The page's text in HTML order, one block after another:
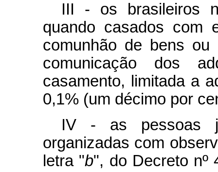
III - os brasileiros
quando casados com
comunhão de bens
comunicação dos
casamento, limitada a
0,1% (um décimo por
IV - as pessoas
organizadas com
letra "b", do Decreto nº